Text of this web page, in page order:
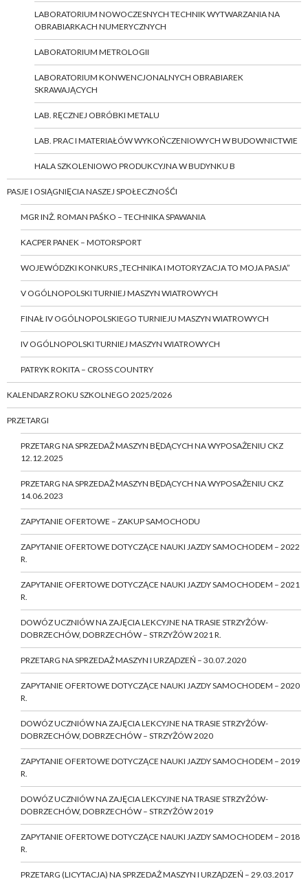
LABORATORIUM NOWOCZESNYCH TECHNIK WYTWARZANIA NA
OBRABIARKACH NUMERYCZNYCH
LABORATORIUM METROLOGII
LABORATORIUM KONWENCJONALNYCH OBRABIAREK
SKRAWAJĄCYCH
LAB. RĘCZNEJ OBRÓBKI METALU
LAB. PRAC I MATERIAŁÓW WYKOŃCZENIOWYCH W BUDOWNICTWIE
HALA SZKOLENIOWO PRODUKCYJNA W BUDYNKU B
PASJE I OSIĄGNIĘCIA NASZEJ SPOŁECZNOŚĆI
MGR INŻ. ROMAN PAŚKO – TECHNIKA SPAWANIA
KACPER PANEK – MOTORSPORT
WOJEWÓDZKI KONKURS „TECHNIKA I MOTORYZACJA TO MOJA PASJA”
V OGÓLNOPOLSKI TURNIEJ MASZYN WIATROWYCH
FINAŁ IV OGÓLNOPOLSKIEGO TURNIEJU MASZYN WIATROWYCH
IV OGÓLNOPOLSKI TURNIEJ MASZYN WIATROWYCH
PATRYK ROKITA – CROSS COUNTRY
KALENDARZ ROKU SZKOLNEGO 2025/2026
PRZETARGI
PRZETARG NA SPRZEDAŻ MASZYN BĘDĄCYCH NA WYPOSAŻENIU CKZ
12.12.2025
PRZETARG NA SPRZEDAŻ MASZYN BĘDĄCYCH NA WYPOSAŻENIU CKZ
14.06.2023
ZAPYTANIE OFERTOWE – ZAKUP SAMOCHODU
ZAPYTANIE OFERTOWE DOTYCZĄCE NAUKI JAZDY SAMOCHODEM – 2022
R.
ZAPYTANIE OFERTOWE DOTYCZĄCE NAUKI JAZDY SAMOCHODEM – 2021
R.
DOWÓZ UCZNIÓW NA ZAJĘCIA LEKCYJNE NA TRASIE STRZYŻÓW-
DOBRZECHÓW, DOBRZECHÓW – STRZYŻÓW 2021 R.
PRZETARG NA SPRZEDAŻ MASZYN I URZĄDZEŃ – 30.07.2020
ZAPYTANIE OFERTOWE DOTYCZĄCE NAUKI JAZDY SAMOCHODEM – 2020
R.
DOWÓZ UCZNIÓW NA ZAJĘCIA LEKCYJNE NA TRASIE STRZYŻÓW-
DOBRZECHÓW, DOBRZECHÓW – STRZYŻÓW 2020
ZAPYTANIE OFERTOWE DOTYCZĄCE NAUKI JAZDY SAMOCHODEM – 2019
R.
DOWÓZ UCZNIÓW NA ZAJĘCIA LEKCYJNE NA TRASIE STRZYŻÓW-
DOBRZECHÓW, DOBRZECHÓW – STRZYŻÓW 2019
ZAPYTANIE OFERTOWE DOTYCZĄCE NAUKI JAZDY SAMOCHODEM – 2018
R.
PRZETARG (LICYTACJA) NA SPRZEDAŻ MASZYN I URZĄDZEŃ – 29.03.2017